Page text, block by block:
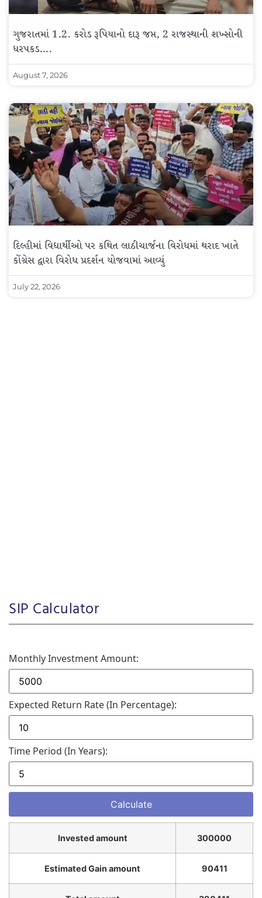
ગુજરાતમાં 1.2. કરોડ રૂપિયાનો દારૂ જપ્ત, 2 રાજસ્થાની શખ્સોની
ધરપકડ….
August 7, 2026
દિલ્હીમાં વિદ્યાર્થીઓ પર કથિત લાઠીચાર્જના વિરોધમાં થરાદ ખાતે
કોંગ્રેસ દ્વારા વિરોધ પ્રદર્શન યોજવામાં આવ્યું
July 22, 2026
SIP Calculator
Monthly Investment Amount:
Expected Return Rate (in Percentage):
Time Period (in Years):
Invested amount 300000
Estimated Gain amount 90411